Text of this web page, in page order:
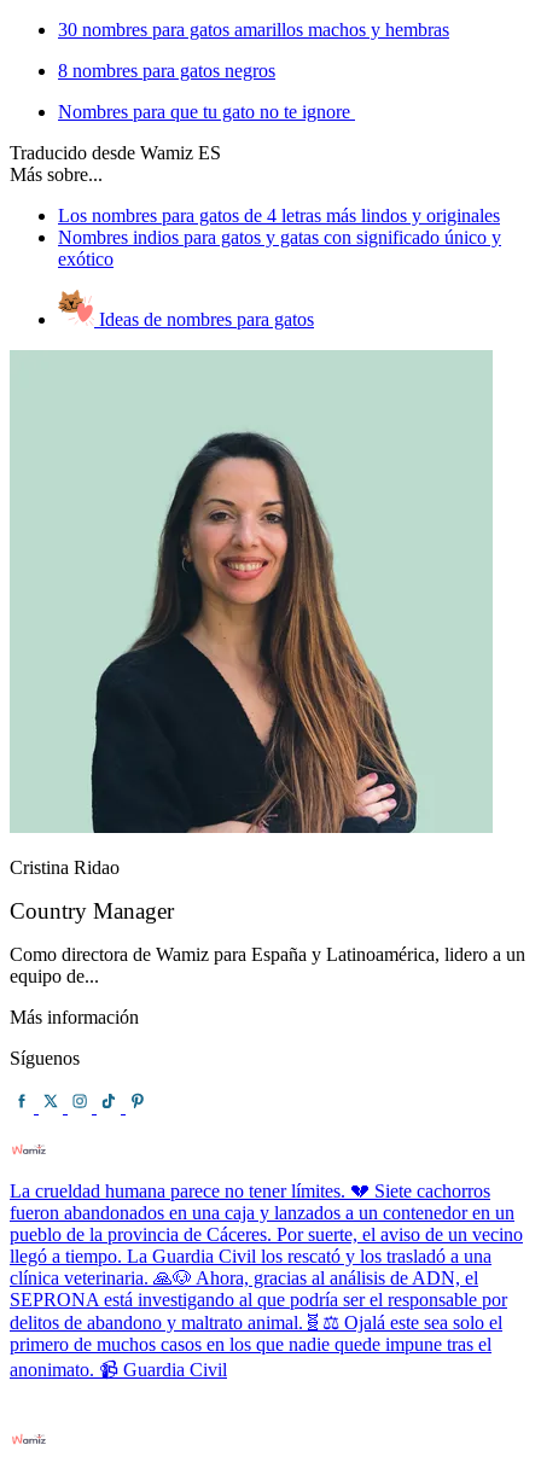
30 nombres para gatos amarillos machos y hembras
8 nombres para gatos negros
Nombres para que tu gato no te ignore
Traducido desde Wamiz ES
Más sobre...
Los nombres para gatos de 4 letras más lindos y originales
Nombres indios para gatos y gatas con significado único y
exótico
Ideas de nombres para gatos
Cristina Ridao
Country Manager
Como directora de Wamiz para España y Latinoamérica, lidero a un
equipo de...
Más información
Síguenos
La crueldad humana parece no tener límites. 💔 Siete cachorros
fueron abandonados en una caja y lanzados a un contenedor en un
pueblo de la provincia de Cáceres. Por suerte, el aviso de un vecino
llegó a tiempo. La Guardia Civil los rescató y los trasladó a una
clínica veterinaria. 🙏🐶 Ahora, gracias al análisis de ADN, el
SEPRONA está investigando al que podría ser el responsable por
delitos de abandono y maltrato animal.🧬⚖️ Ojalá este sea solo el
primero de muchos casos en los que nadie quede impune tras el
anonimato. 📹 Guardia Civil